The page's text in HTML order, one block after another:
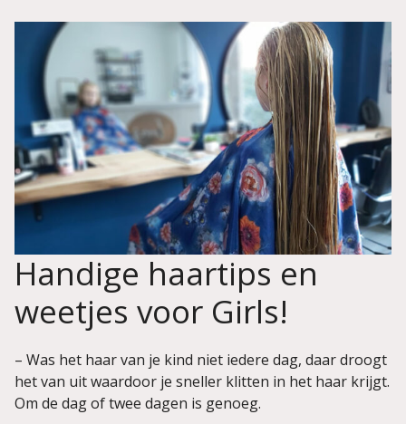
Handige haartips en
weetjes voor Girls!
– Was het haar van je kind niet iedere dag, daar droogt
het van uit waardoor je sneller klitten in het haar krijgt.
Om de dag of twee dagen is genoeg.